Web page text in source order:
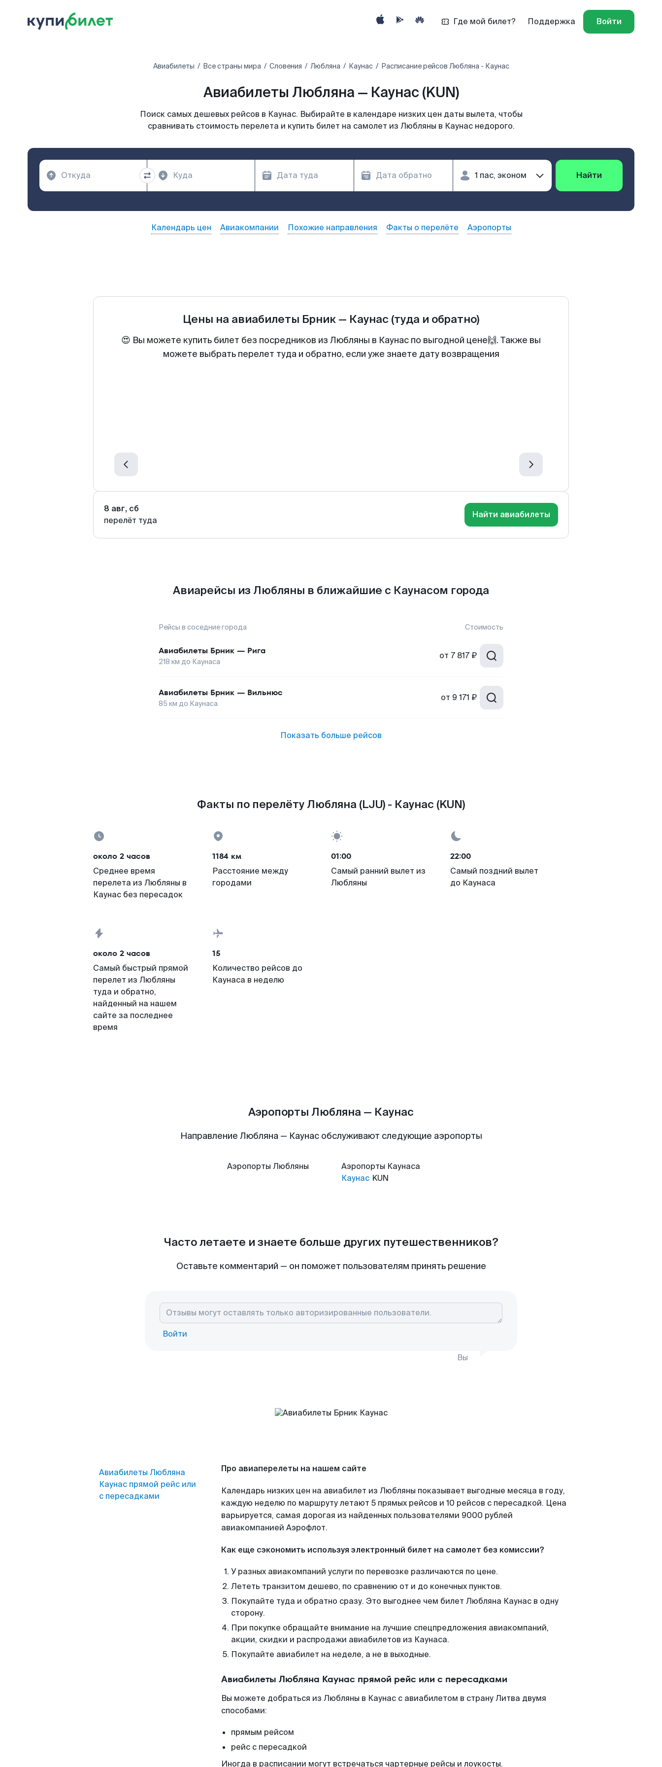
Где мой билет? Поддержка Войти
Авиабилеты Все страны мира Словения Любляна Каунас Расписание рейсов Любляна - Каунас
Авиабилеты Любляна — Каунас (KUN)
Поиск самых дешевых рейсов в Каунас. Выбирайте в календаре низких цен даты вылета, чтобы
сравнивать стоимость перелета и купить билет на самолет из Любляны в Каунас недорого.
Найти
Календарь цен Авиакомпании Похожие направления Факты о перелёте Аэропорты
Цены на авиабилеты Брник — Каунас (туда и обратно)
😍 Вы можете купить билет без посредников из Любляны в Каунас по выгодной цене🙌. Также вы
можете выбрать перелет туда и обратно, если уже знаете дату возвращения
8 авг, сб
перелёт туда
Найти авиабилеты
Авиарейсы из Любляны в ближайшие с Каунасом города
Рейсы в соседние города Стоимость
Авиабилеты Брник — Рига
218 км до Каунаса
от 7 817 ₽
Авиабилеты Брник — Вильнюс
85 км до Каунаса
от 9 171 ₽
Показать больше рейсов
Факты по перелёту Любляна (LJU) - Каунас (KUN)
около 2 часов
Среднее время
перелета из Любляны в
Каунас без пересадок
1184 км
Расстояние между
городами
01:00
Самый ранний вылет из
Любляны
22:00
Самый поздний вылет
до Каунаса
около 2 часов
Самый быстрый прямой
перелет из Любляны
туда и обратно,
найденный на нашем
сайте за последнее
время
15
Количество рейсов до
Каунаса в неделю
Аэропорты Любляна — Каунас
Направление Любляна — Каунас обслуживают следующие аэропорты
Аэропорты Любляны Аэропорты Каунаса
Каунас KUN
Часто летаете и знаете больше других путешественников?
Оставьте комментарий — он поможет пользователям принять решение
Войти
Вы
Авиабилеты Любляна
Каунас прямой рейс или
с пересадками
Про авиаперелеты на нашем сайте
Календарь низких цен на авиабилет из Любляны показывает выгодные месяца в году,
каждую неделю по маршруту летают 5 прямых рейсов и 10 рейсов с пересадкой. Цена
варьируется, самая дорогая из найденных пользователями 9000 рублей
авиакомпанией Аэрофлот.
Как еще сэкономить используя электронный билет на самолет без комиссии?
У разных авиакомпаний услуги по перевозке различаются по цене.
Лететь транзитом дешево, по сравнению от и до конечных пунктов.
Покупайте туда и обратно сразу. Это выгоднее чем билет Любляна Каунас в одну
сторону.
При покупке обращайте внимание на лучшие спецпредложения авиакомпаний,
акции, скидки и распродажи авиабилетов из Каунаса.
Покупайте авиабилет на неделе, а не в выходные.
Авиабилеты Любляна Каунас прямой рейс или с пересадками
Вы можете добраться из Любляны в Каунас с авиабилетом в страну Литва двумя
способами:
прямым рейсом
рейс с пересадкой
Иногда в расписании могут встречаться чартерные рейсы и лоукосты.